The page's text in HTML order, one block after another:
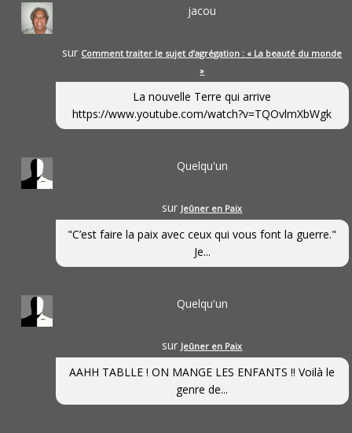
jacou
sur Comment traiter le sujet d’agrégation : « La beauté du monde
»
La nouvelle Terre qui arrive
https://www.youtube.com/watch?v=TQOvlmXbWgk
Quelqu'un
sur Jeûner en Paix
"C’est faire la paix avec ceux qui vous font la guerre."
Je...
Quelqu'un
sur Jeûner en Paix
AAHH TABLLE ! ON MANGE LES ENFANTS !! Voilà le
genre de...